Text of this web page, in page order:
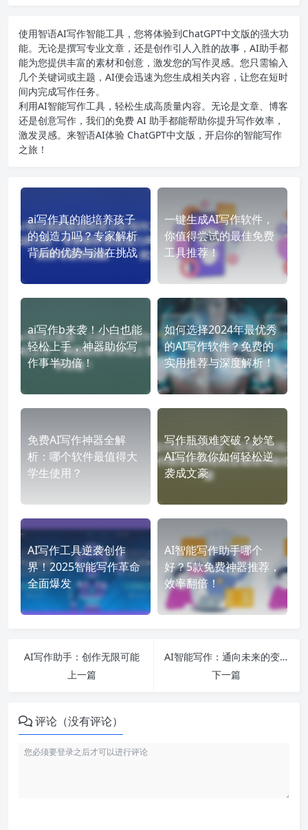
使用智语AI写作智能工具，您将体验到ChatGPT中文版的强大功
能。无论是撰写专业文章，还是创作引人入胜的故事，AI助手都
能为您提供丰富的素材和创意，激发您的写作灵感。您只需输入
几个关键词或主题，AI便会迅速为您生成相关内容，让您在短时
间内完成写作任务。
利用AI智能写作工具，轻松生成高质量内容。无论是文章、博客
还是创意写作，我们的免费 AI 助手都能帮助你提升写作效率，
激发灵感。来智语AI体验 ChatGPT中文版 ，开启你的智能写作
之旅！
ai写作真的能培养孩子
的创造力吗？专家解析
背后的优势与潜在挑战
一键生成AI写作软件，
你值得尝试的最佳免费
工具推荐！
ai写作b来袭！小白也能
轻松上手，神器助你写
作事半功倍！
如何选择2024年最优秀
的AI写作软件？免费的
实用推荐与深度解析！
免费AI写作神器全解
析：哪个软件最值得大
学生使用？
写作瓶颈难突破？妙笔
AI写作教你如何轻松逆
袭成文豪
AI写作工具逆袭创作
界！2025智能写作革命
全面爆发
AI智能写作助手哪个
好？5款免费神器推荐，
效率翻倍！
AI写作助手：创作无限可能
上一篇
AI智能写作：通向未来的变革力量
下一篇
评论（没有评论）